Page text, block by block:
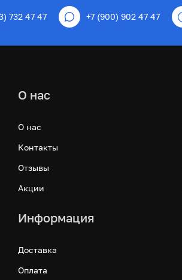
732 47 47 +7 (900) 902 47 47
О нас
О нас
Контакты
Отзывы
Акции
Информация
Доставка
Оплата